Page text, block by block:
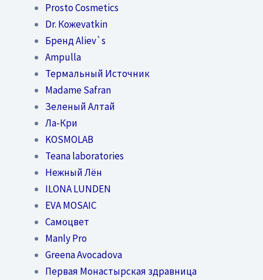
Prosto Cosmetics
Dr. Кожеvatkin
Бренд Aliev`s
Ampulla
Термальный Источник
Madame Safran
Зеленый Алтай
Ла-Кри
KOSMOLAB
Teana laboratories
Нежный Лён
ILONA LUNDEN
EVA MOSAIC
Самоцвет
Manly Pro
Greena Avocadova
Первая Монастырская здравница